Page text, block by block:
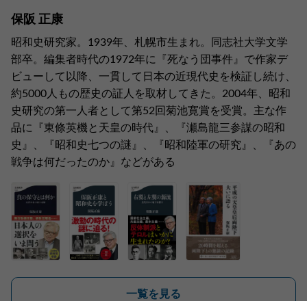
保阪 正康
昭和史研究家。1939年、札幌市生まれ。同志社大学文学
部卒。編集者時代の1972年に『死なう団事件』で作家デ
ビューして以降、一貫して日本の近現代史を検証し続け、
約5000人もの歴史の証人を取材してきた。2004年、昭和
史研究の第一人者として第52回菊池寛賞を受賞。主な作
品に『東條英機と天皇の時代』、『瀬島龍三参謀の昭和
史』、『昭和史七つの謎』、『昭和陸軍の研究』、『あの
戦争は何だったのか』などがある
一覧を見る